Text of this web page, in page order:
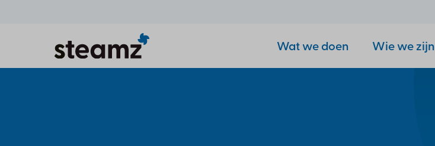
Wat we doen Wie we zijn